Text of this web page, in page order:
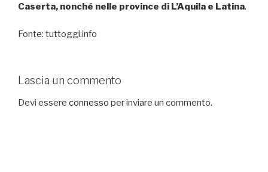
Caserta, nonché nelle province di L’Aquila e Latina.
Fonte: tuttoggi.info
Lascia un commento
Devi essere connesso per inviare un commento.